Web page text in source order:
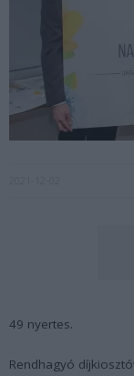
49 nyertes.
Rendhagyó